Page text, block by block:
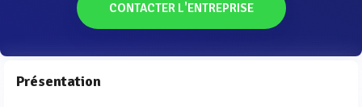
CONTACTER L'ENTREPRISE
Présentation